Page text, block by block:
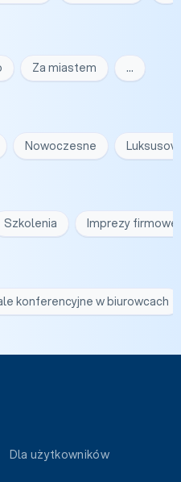
Za miastem …
Nowoczesne
Szkolenia Imprezy firmowe
konferencyjne w biurowcach
Dla użytkowników